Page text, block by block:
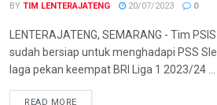
BY TIM LENTERAJATENG 20/07/2023 0
LENTERAJATENG, SEMARANG - Tim
sudah bersiap untuk menghadapi PSS
laga pekan keempat BRI Liga 1 2023/24 ...
READ MOREDETAILS